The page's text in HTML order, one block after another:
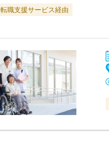
転職支援サービス経由